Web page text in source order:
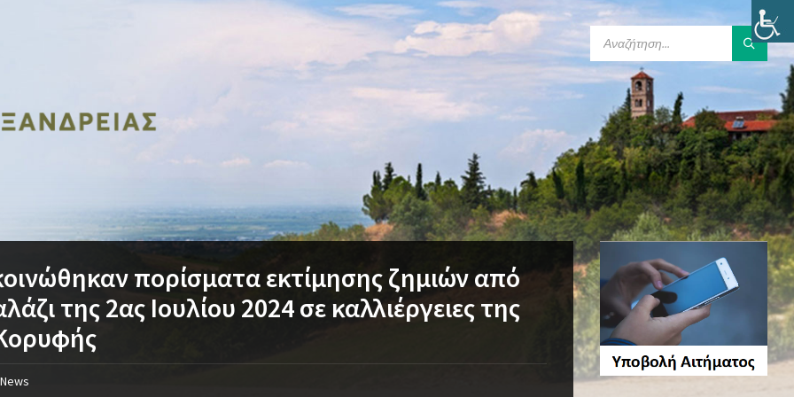
πορίσματα εκτίμησης ζημιών από
της 2ας Ιουλίου 2024 σε καλλιέργειες της
News